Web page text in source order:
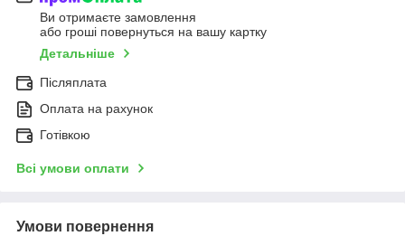
Ви отримаєте замовлення
або гроші повернуться на вашу картку
Детальніше
Післяплата
Оплата на рахунок
Готівкою
Всі умови оплати
Умови повернення